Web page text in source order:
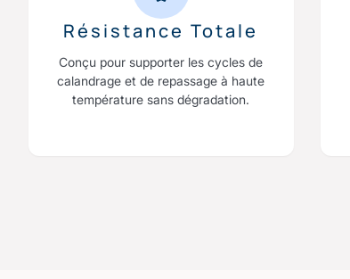
Résistance Totale
Conçu pour supporter les cycles de
calandrage et de repassage à haute
température sans dégradation.